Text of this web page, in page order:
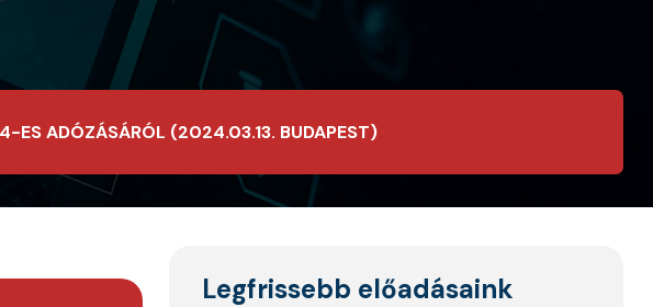
ES ADÓZÁSÁRÓL (2024.03.13. BUDAPEST)
Legfrissebb előadásaink